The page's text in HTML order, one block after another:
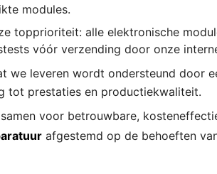
modules.
topprioriteit: alle elektronische
vóór verzending door onze
we leveren wordt ondersteund door
tot prestaties en productiekwaliteit.
voor betrouwbare,
afgestemd op de behoeften